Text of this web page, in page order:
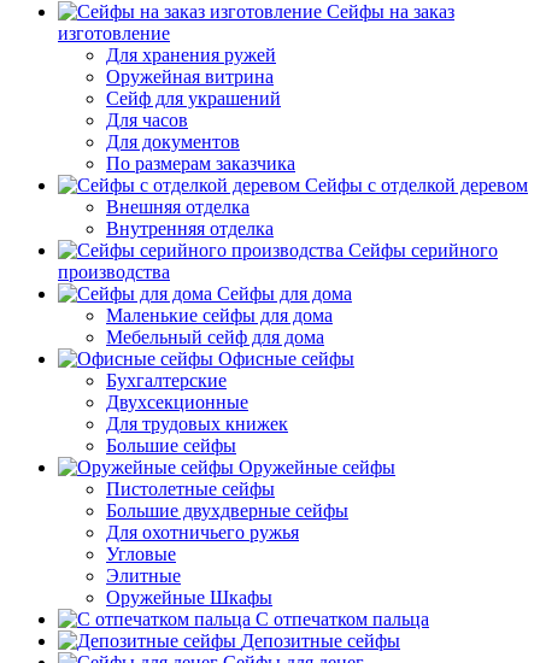
Сейфы на заказ
изготовление
Для хранения ружей
Оружейная витрина
Сейф для украшений
Для часов
Для документов
По размерам заказчика
Сейфы с отделкой деревом
Внешняя отделка
Внутренняя отделка
Сейфы серийного
производства
Сейфы для дома
Маленькие сейфы для дома
Мебельный сейф для дома
Офисные сейфы
Бухгалтерские
Двухсекционные
Для трудовых книжек
Большие сейфы
Оружейные сейфы
Пистолетные сейфы
Большие двухдверные сейфы
Для охотничьего ружья
Угловые
Элитные
Оружейные Шкафы
С отпечатком пальца
Депозитные сейфы